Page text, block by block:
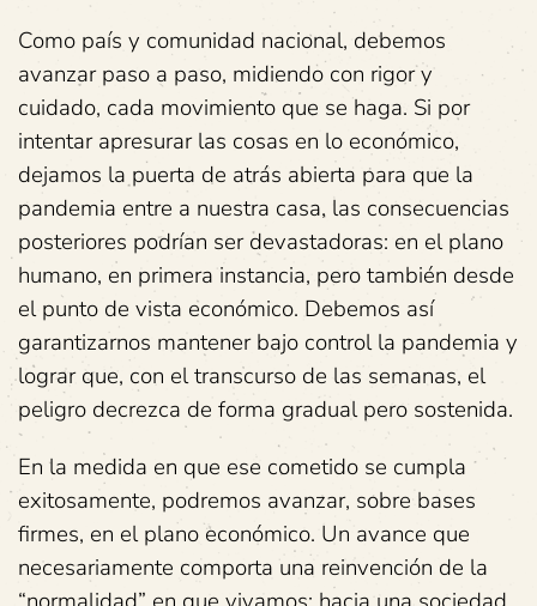
Como país y comunidad nacional, debemos
avanzar paso a paso, midiendo con rigor y
cuidado, cada movimiento que se haga. Si por
intentar apresurar las cosas en lo económico,
dejamos la puerta de atrás abierta para que la
pandemia entre a nuestra casa, las consecuencias
posteriores podrían ser devastadoras: en el plano
humano, en primera instancia, pero también desde
el punto de vista económico. Debemos así
garantizarnos mantener bajo control la pandemia y
lograr que, con el transcurso de las semanas, el
peligro decrezca de forma gradual pero sostenida.
En la medida en que ese cometido se cumpla
exitosamente, podremos avanzar, sobre bases
firmes, en el plano económico. Un avance que
necesariamente comporta una reinvención de la